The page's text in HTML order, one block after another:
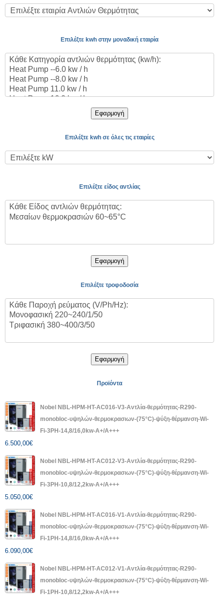
Επιλέξτε kwh στην μοναδική εταιρία
Εφαρμογή
Επιλέξτε kwh σε όλες τις εταιρίες
Επιλέξτε είδος αντλίας
Εφαρμογή
Επιλέξτε τροφοδοσία
Εφαρμογή
Προϊόντα
Nobel NBL-HPM-HT-AC016-V3-Αντλία-θερμότητας-R290-
monobloc-υψηλών-θερμοκρασιων-(75°C)-ψύξη-θέρμανση-Wi-
Fi-3PH-14,8/16,0kw-A+/A+++
6.500,00€
Nobel NBL-HPM-HT-AC012-V3-Αντλία-θερμότητας-R290-
monobloc-υψηλών-θερμοκρασιων-(75°C)-ψύξη-θέρμανση-Wi-
Fi-3PH-10,8/12,2kw-A+/A+++
5.050,00€
Nobel NBL-HPM-HT-AC016-V1-Αντλία-θερμότητας-R290-
monobloc-υψηλών-θερμοκρασιων-(75°C)-ψύξη-θέρμανση-Wi-
Fi-1PH-14,8/16,0kw-A+/A+++
6.090,00€
Nobel NBL-HPM-HT-AC012-V1-Αντλία-θερμότητας-R290-
monobloc-υψηλών-θερμοκρασιων-(75°C)-ψύξη-θέρμανση-Wi-
Fi-1PH-10,8/12,2kw-A+/A+++